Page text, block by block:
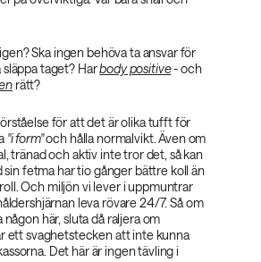
Ska ingen behöva ta ansvar för
släppa taget? Harbody positive- och
rätt?
för att det är olika tufft för
"i form"‌och hålla normalvikt. Även om
tränad och aktiv inte tror det, så kan
sin fetma har tio gånger bättre koll än
Och miljön vi lever i uppmuntrar
leva rövare 24/7. Så om
här, sluta då raljera om
ett svaghetstecken att inte kunna
Det här är ingen tävling i